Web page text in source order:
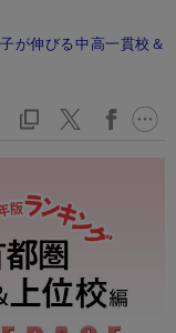
が伸びる中高一貫校＆